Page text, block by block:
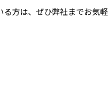
方は、ぜひ弊社までお気軽